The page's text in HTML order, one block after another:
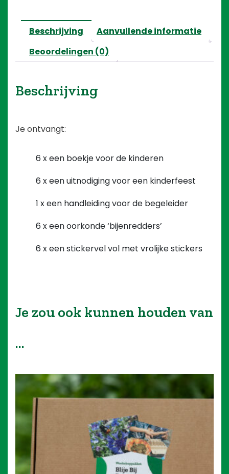
Beschrijving
Aanvullende informatie
Beoordelingen (0)
Beschrijving
Je ontvangt:
6 x een boekje voor de kinderen
6 x een uitnodiging voor een kinderfeest
1 x een handleiding voor de begeleider
6 x een oorkonde ‘bijenredders’
6 x een stickervel vol met vrolijke stickers
Je zou ook kunnen houden van
…